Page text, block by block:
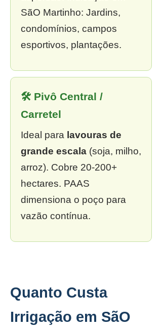
SãO Martinho: Jardins,
condomínios, campos
esportivos, plantações.
🛠 Pivô Central /
Carretel
Ideal para lavouras de
grande escala (soja, milho,
arroz). Cobre 20-200+
hectares. PAAS
dimensiona o poço para
vazão contínua.
Quanto Custa
Irrigação em SãO